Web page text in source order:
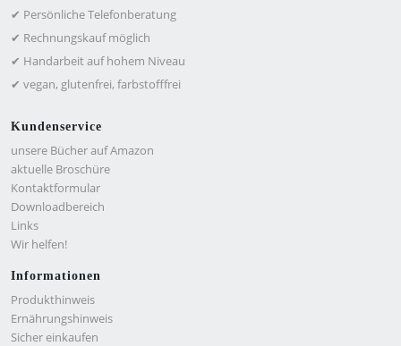
✔ Persönliche Telefonberatung
✔ Rechnungskauf möglich
✔ Handarbeit auf hohem Niveau
✔ vegan, glutenfrei, farbstofffrei
Kundenservice
unsere Bücher auf Amazon
aktuelle Broschüre
Kontaktformular
Downloadbereich
Links
Wir helfen!
Informationen
Produkthinweis
Ernährungshinweis
Sicher einkaufen